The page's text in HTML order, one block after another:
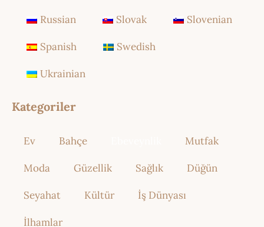
Russian Slovak Slovenian
Spanish Swedish
Ukrainian
Kategoriler
Ev Bahçe Mutfak
Moda Güzellik Sağlık Düğün
Seyahat Kültür İş Dünyası
İlhamlar